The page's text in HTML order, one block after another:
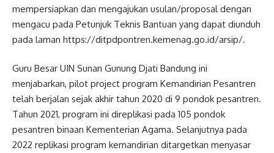
mempersiapkan dan mengajukan usulan/proposal dengan
mengacu pada Petunjuk Teknis Bantuan yang dapat diunduh
pada laman https://ditpdpontren.kemenag.go.id/arsip/.
Guru Besar UIN Sunan Gunung Djati Bandung ini
menjabarkan, pilot project program Kemandirian Pesantren
telah berjalan sejak akhir tahun 2020 di 9 pondok pesantren.
Tahun 2021, program ini direplikasi pada 105 pondok
pesantren binaan Kementerian Agama. Selanjutnya pada
2022 replikasi program kemandirian ditargetkan menyasar